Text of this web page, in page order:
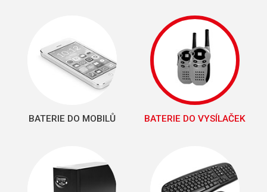
BATERIE DO MOBILŮ BATERIE DO VYSÍLAČEK